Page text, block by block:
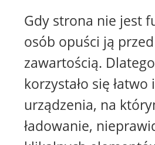
Gdy strona nie jest
osób opuści ją
zawartością.
korzystało się
urządzenia, na
ładowanie,